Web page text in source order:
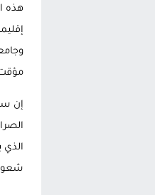
هذه
مؤقت
إن
الذي